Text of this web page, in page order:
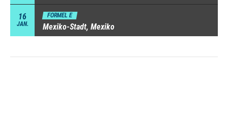
16
JAN.
FORMEL E
Mexiko-Stadt, Mexiko